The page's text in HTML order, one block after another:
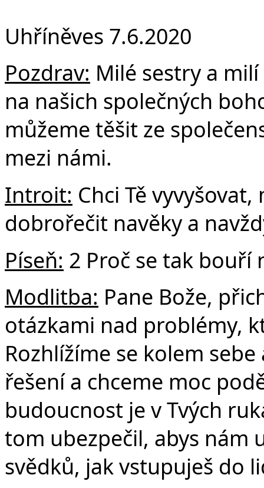
Uhříněves 7.6.2020
Pozdrav: Milé sestry a
na našich společných
můžeme těšit ze
mezi námi.
Introit: Chci Tě
dobrořečit navěky a
Píseň: 2 Proč se tak bouří
Modlitba: Pane Bože,
otázkami nad problémy,
Rozhlížíme se kolem
řešení a chceme moc
budoucnost je v Tvých
tom ubezpečil, abys nám
svědků, jak vstupuješ do